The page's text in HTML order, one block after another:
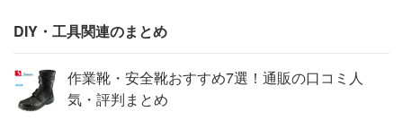
内にご連絡のあった不良品の保証対応の送料は当方が負担
いたします。 ◆保証期間内の不良品ですが、交換のみ対
がない時だけ返金しますので、ご了承ください。製品仕様
商品名 10W 投光器 消費電力 10W（100W相当） 発光色
DIY・工具関連のまとめ
作業靴・安全靴おすすめ7選！通販の口コミ人
気・評判まとめ